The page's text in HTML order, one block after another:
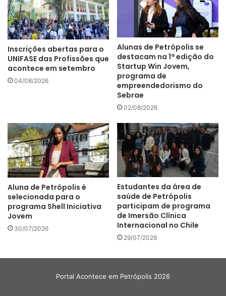
Inscrições abertas para o
UNIFASE das Profissões que
acontece em setembro
04/08/2026
Alunas de Petrópolis se
destacam na 1ª edição do
Startup Win Jovem,
programa de
empreendedorismo do
Sebrae
02/08/2026
Aluna de Petrópolis é
selecionada para o
programa Shell Iniciativa
Jovem
30/07/2026
Estudantes da área de
saúde de Petrópolis
participam de programa
de Imersão Clínica
Internacional no Chile
29/07/2026
Portal Acontece em Petrópolis 2026